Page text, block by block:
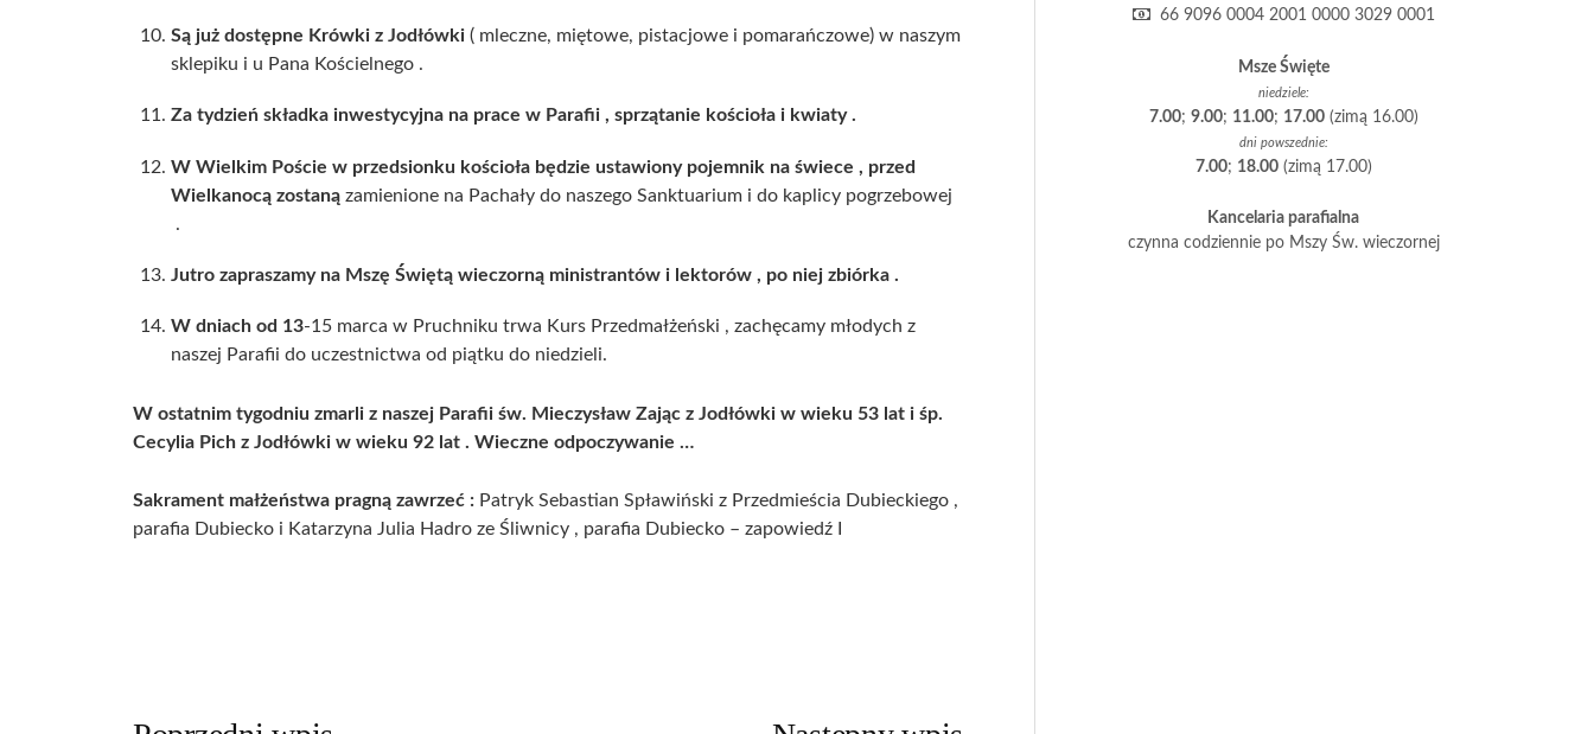
Są już dostępne Krówki z Jodłówki ( mleczne, miętowe, pistacjowe i pomarańczowe) w naszym
sklepiku i u Pana Kościelnego .
Za tydzień składka inwestycyjna na prace w Parafii , sprzątanie kościoła i kwiaty .
W Wielkim Poście w przedsionku kościoła będzie ustawiony pojemnik na świece , przed
Wielkanocą zostaną zamienione na Pachały do naszego Sanktuarium i do kaplicy pogrzebowej
.
Jutro zapraszamy na Mszę Świętą wieczorną ministrantów i lektorów , po niej zbiórka .
W dniach od 13-15 marca w Pruchniku trwa Kurs Przedmałżeński , zachęcamy młodych z
naszej Parafii do uczestnictwa od piątku do niedzieli.
W ostatnim tygodniu zmarli z naszej Parafii św. Mieczysław Zając z Jodłówki w wieku 53 lat i śp.
Cecylia Pich z Jodłówki w wieku 92 lat . Wieczne odpoczywanie …
Sakrament małżeństwa pragną zawrzeć : Patryk Sebastian Spławiński z Przedmieścia Dubieckiego ,
parafia Dubiecko i Katarzyna Julia Hadro ze Śliwnicy , parafia Dubiecko – zapowiedź I
66 9096 0004 2001 0000 3029 0001
Msze Święte
niedziele:
7.00; 9.00; 11.00; 17.00(zimą 16.00)
dni powszednie:
7.00; 18.00(zimą 17.00)
Kancelaria parafialna
czynna codziennie po Mszy Św. wieczornej